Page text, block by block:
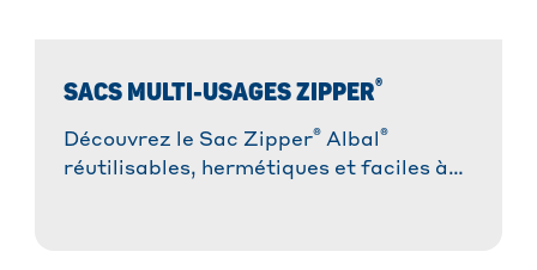
SACS MULTI-USAGES ZIPPER®
Découvrez le Sac Zipper® Albal ®
réutilisables, hermétiques et faciles à